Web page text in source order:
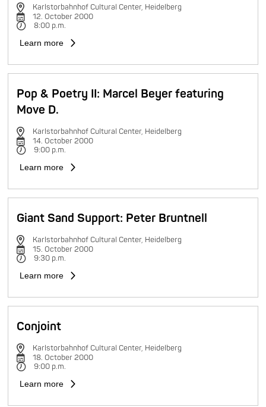
Karlstorbahnhof Cultural Center, Heidelberg
12. October 2000
8:00 p.m.
Learn more
Pop & Poetry II: Marcel Beyer featuring
Move D.
Karlstorbahnhof Cultural Center, Heidelberg
14. October 2000
9:00 p.m.
Learn more
Giant Sand Support: Peter Bruntnell
Karlstorbahnhof Cultural Center, Heidelberg
15. October 2000
9:30 p.m.
Learn more
Conjoint
Karlstorbahnhof Cultural Center, Heidelberg
18. October 2000
9:00 p.m.
Learn more